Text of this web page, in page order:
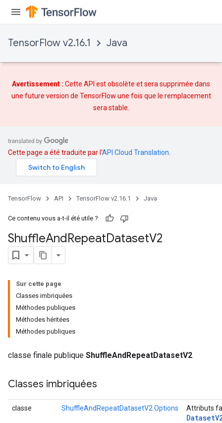
TensorFlow v2.16.1 Java
Avertissement : Cette API est obsolète et sera supprimée dans
une future version de TensorFlow une fois que le remplacement
sera stable.
Cette page a été traduite par l'API Cloud Translation
TensorFlow API TensorFlow v2.16.1 Java
Ce contenu vous a-t-il été utile ?
ShuffleAndRepeatDatasetV2
Sur cette page
Classes imbriquées
Méthodes publiques
Méthodes héritées
Méthodes publiques
classe finale publique ShuffleAndRepeatDatasetV2
Classes imbriquées
classe ShuffleAndRepeatDatasetV2.Options Attributs
Dataset